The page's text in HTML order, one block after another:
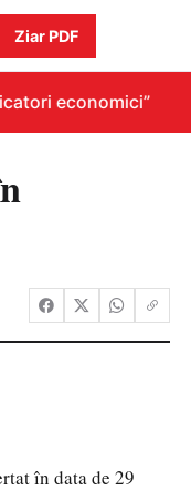
Ziar PDF
economici”
în data de 29